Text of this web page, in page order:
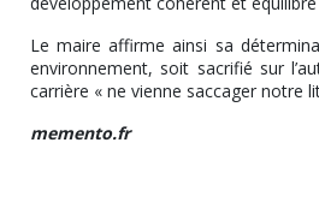
Le maire affirme ainsi sa
environnement, soit sacrifié sur
carrière « ne vienne saccager notre
memento.fr